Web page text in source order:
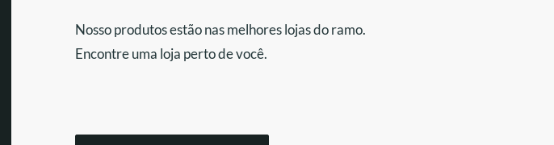
Nosso produtos estão nas melhores lojas do ramo.
Encontre uma loja perto de você.